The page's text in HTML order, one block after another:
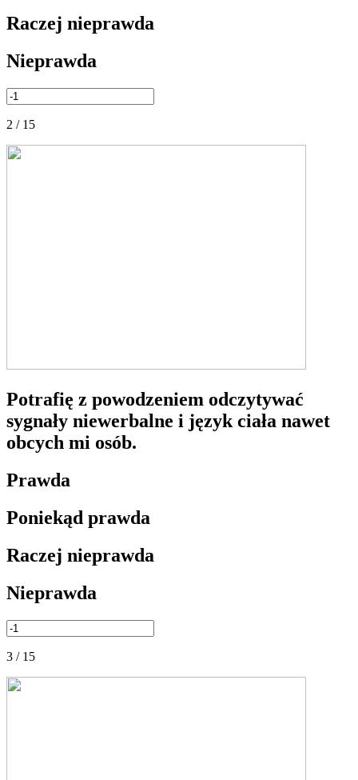
Raczej nieprawda
Nieprawda
2 / 15
Potrafię z powodzeniem odczytywać
sygnały niewerbalne i język ciała nawet
obcych mi osób.
Prawda
Poniekąd prawda
Raczej nieprawda
Nieprawda
3 / 15